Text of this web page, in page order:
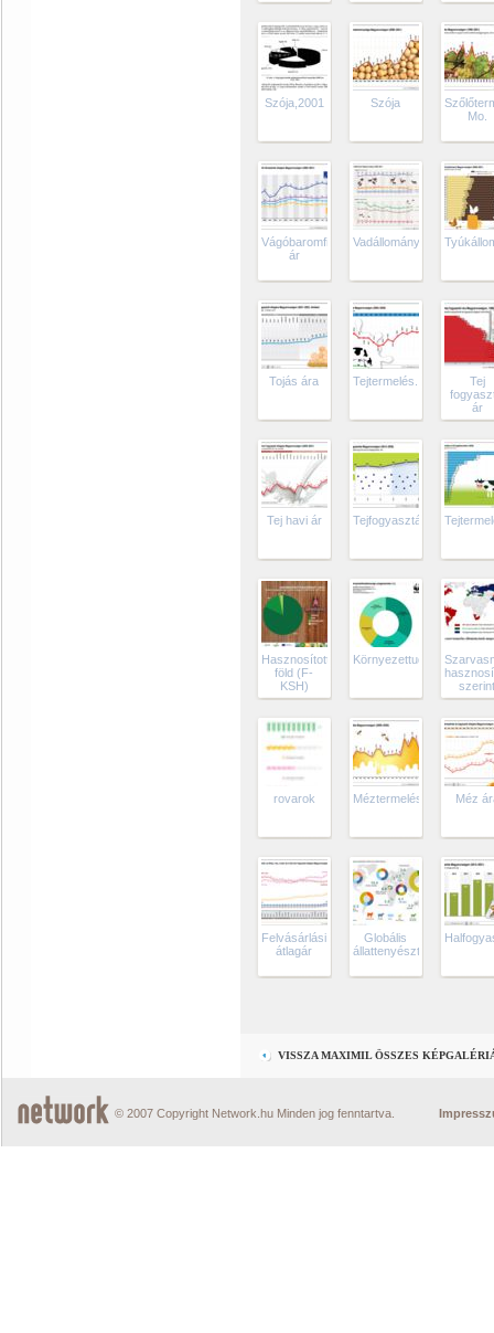
Szója,2001 Szója
Mo.
Vágóbaromfi
ár
Vadállomány,2021
Tojás ára Tejtermelés...
Tej
ár
Tej havi ár Tejfogyasztás
Hasznosított
föld (F-
KSH)
Környezettudatosság
rovarok Méztermelés Méz
Felvásárlási
átlagár
Globális
állattenyésztés(2016)
VISSZA MAXIMIL ÖSSZES
© 2007 Copyright Network.hu Minden jog fenntartva.